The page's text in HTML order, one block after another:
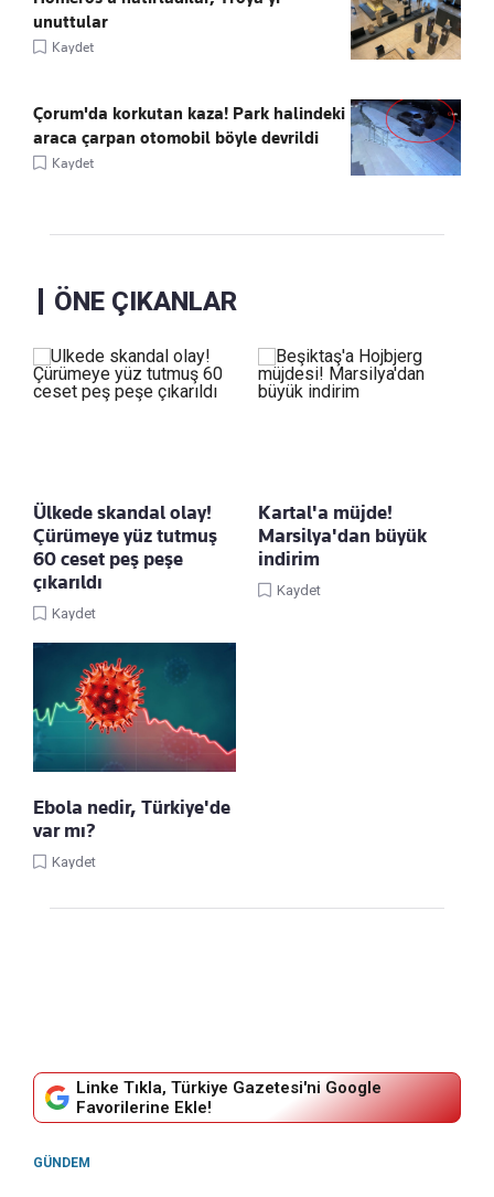
unuttular
Kaydet
Çorum'da korkutan kaza! Park halindeki
araca çarpan otomobil böyle devrildi
Kaydet
ÖNE ÇIKANLAR
Ülkede skandal olay!
Çürümeye yüz tutmuş
60 ceset peş peşe
çıkarıldı
Kaydet
Kartal'a müjde!
Marsilya'dan büyük
indirim
Kaydet
Ebola nedir, Türkiye'de
var mı?
Kaydet
Linke Tıkla, Türkiye Gazetesi'ni Google
Favorilerine Ekle!
GÜNDEM